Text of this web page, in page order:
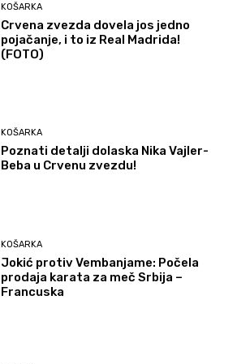
KOŠARKA
Crvena zvezda dovela jos jedno
pojačanje, i to iz Real Madrida!
(FOTO)
KOŠARKA
Poznati detalji dolaska Nika Vajler-
Beba u Crvenu zvezdu!
KOŠARKA
Jokić protiv Vembanjame: Počela
prodaja karata za meč Srbija –
Francuska